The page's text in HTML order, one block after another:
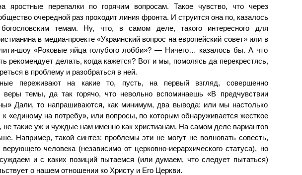
яростные перепалки по горячим вопросам. Такое чувство, что через
очередной раз проходит линия фронта. И струится она по, казалось
темам. Ну, что, в самом деле, такого интересного для
в медиа-проекте «Украинский вопрос на европейский совет» или в
шоу «Роковые яйца голубого лобби»? — Ничего… казалось бы. А что
рекомендует делать, когда кажется? Вот и мы, помолясь да перекрестясь,
в проблему и разобраться в ней.
переживают на какие то, пусть, на первый взгляд, совершенно
веры темы, да так горячо, что невольно вспоминаешь «В предчувствии
Дали, то напрашиваются, как минимум, два вывода: или мы настолько
к «единому на потребу», или вопросы, по которым обнаруживается жесткое
не такие уж и чуждые нам именно как христианам. На самом деле вариантов
Например, такой синтез: проблемы эти не могут не волновать совесть,
человека (независимо от церковно-иерархического статуса), но
и с каких позиций пытаемся (или думаем, что следует пытаться)
о нашем отношении ко Христу и Его Церкви.